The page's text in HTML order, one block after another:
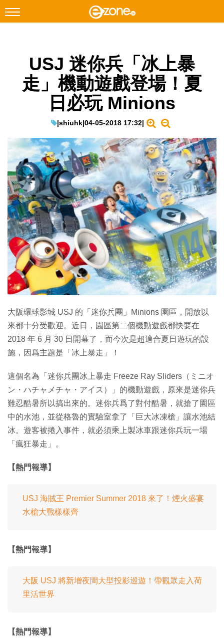
Facebook Instagram
科技焦點
教學評測
EduTech
IT Times
生成式AI與雲端應用
Enterprise Digital Transformation
特集
USJ 迷你兵「冰上暴
走」機動遊戲登場！夏
日必玩 Minions
|shiuhk|04-05-2018 17:32|
大阪環球影城 USJ 的「迷你兵團」Minions 園區，開放以
來都十分受歡迎。近日，園區第二個機動遊戲都快要在
2018 年 6 月 30 日開幕了，而今次是超適合夏日遊玩的設
施，因爲主題是「冰上暴走」！
這個名為「迷你兵團冰上暴走 Freeze Ray Sliders（ミニオ
ン・ハチャメチャ・アイス）」的機動遊戲，原來是迷你兵
難忍酷暑所以搞出來的。迷你兵爲了對付酷暑，就搶了園區
中的水池，並從格魯的實驗室拿了「巨大冰凍槍」讓水池結
冰。遊客被捲入事件，就必須乘上製冰車跟迷你兵玩一場
「瘋狂暴走」。
【熱門報導】
USJ 海賊王 Premier Summer 2018 來了！煙火盛宴
水槍大戰樣樣齊
【熱門報導】
大阪 USJ 將新增夜間大型投影巡遊！帶觀眾走入荷
里活世界
【熱門報導】